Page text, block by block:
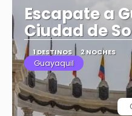
Escapate a
Ciudad de
1 DESTINOS 2 NOCHES
Guayaquil